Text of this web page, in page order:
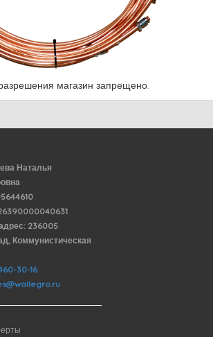
магазин запрещено.
Наталья
236005
Коммунистическая
30-16